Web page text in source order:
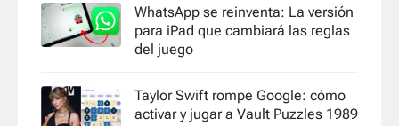
WhatsApp se reinventa: La versión
para iPad que cambiará las reglas
del juego
Taylor Swift rompe Google: cómo
activar y jugar a Vault Puzzles 1989